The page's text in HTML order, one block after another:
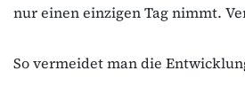
nur einen einzigen Tag nimmt.
So vermeidet man die